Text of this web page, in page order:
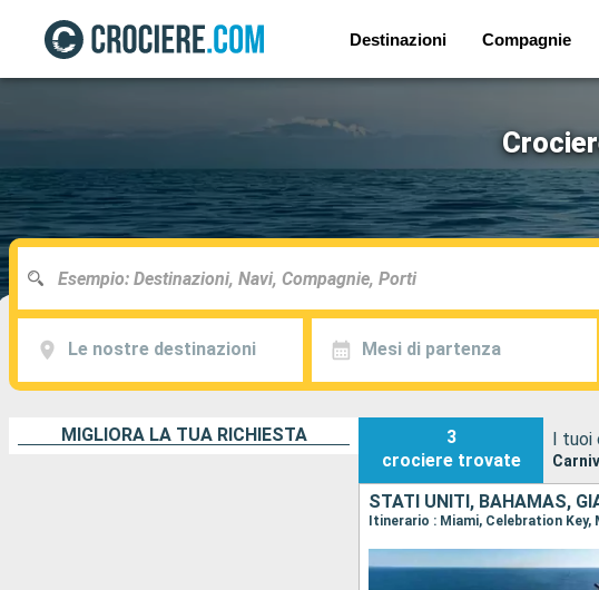
Destinazioni Compagnie
Le nostre destinazioni Mesi di partenza
MIGLIORA LA TUA RICHIESTA
3
crociere trovate
I tuoi
STATI UNITI, BAHAMAS,
Itinerario : Miami, Celebration Key,